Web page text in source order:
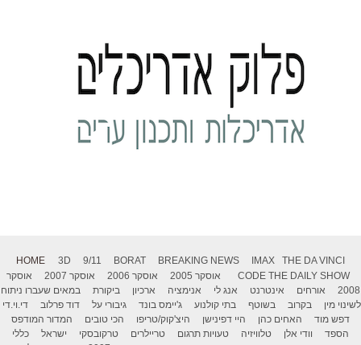
HOME 3D 9/11 BORAT BREAKING NEWS IMAX
THE DA VINCI
CODE THE DAILY SHOW אוסקר 2005 אוסקר 2006 אוסקר 2007
אוסקר
2008
אורחים אינטרנט אנג לי אנימציה ארכיון ביקורת
במאים שעברו ניתוח
לשינוי מין
בקרוב בשוטף בתי קולנוע ג'יימס בונד גיבורי על דוד פרלוב
די.וי.די
דפש מוד
האחים כהן היי דפינישן היצ'קוק/טריפו הכי טובים
המדור המודפס
הספד
וודי אלן טלוויזיה טעויות תרגום טריילרים טרקובסקי ישראל
כללי